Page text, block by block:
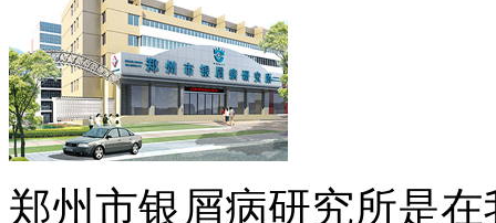
郑州市银屑病研究所是